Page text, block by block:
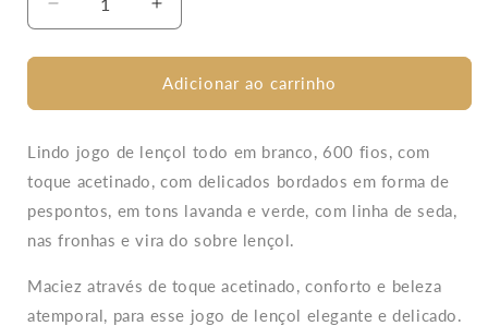
Diminuir
a
quantidade
Lençol
Jardim
Do
Amanhã
Bordado
fios
Aumentar
a
quantidade
de
Lençol
Jardim
Amanhã
Bordado
fios
Adicionar ao carrinho
Lindo jogo de lençol todo em branco, 600 fios, com
toque acetinado, com delicados bordados em forma de
pespontos, em tons lavanda e verde, com linha de seda,
nas fronhas e vira do sobre lençol.
Maciez através de toque acetinado, conforto e beleza
atemporal, para esse jogo de lençol elegante e delicado.